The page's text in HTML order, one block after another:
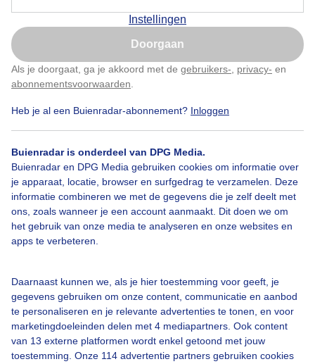
Instellingen
Doorgaan
Als je doorgaat, ga je akkoord met de gebruikers- privacy- en
abonnementsvoorwaarden
Heb je al een Buienradar-abonnement? Inloggen
Buienradar is onderdeel van DPG Media.
Buienradar en DPG Media gebruiken cookies om informatie over
je apparaat, locatie, browser en surfgedrag te verzamelen. Deze
informatie combineren we met de gegevens die je zelf deelt met
ons, zoals wanneer je een account aanmaakt. Dit doen we om
het gebruik van onze media te analyseren en onze websites en
apps te verbeteren.
Daarnaast kunnen we, als je hier toestemming voor geeft, je
gegevens gebruiken om onze content, communicatie en aanbod
te personaliseren en je relevante advertenties te tonen, en voor
marketingdoeleinden delen met 4 mediapartners. Ook content
van 13 externe platformen wordt enkel getoond met jouw
toestemming. Onze 114 advertentie partners gebruiken cookies
Zon, vrij krachtige wind , windgolfjes op het
Veersemeer
Door: ria brasser Gemaakt: 10-05-2026, 34x bekeken
Zeilen Vrijkrachtigewind Windgolfjesopveersemeer
Bekijk slideshow
Een moment geduld aub...
Nu niet, misschien later
Klik hierom dit aan te passen